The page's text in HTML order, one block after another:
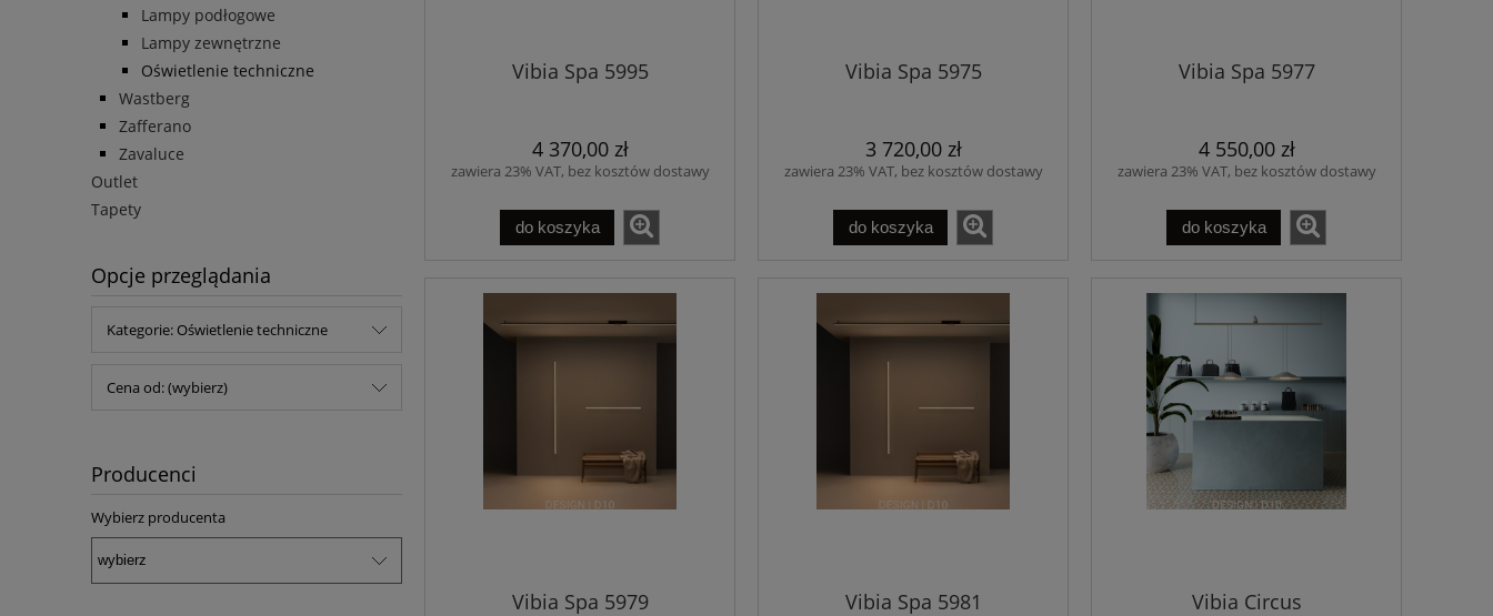
Lampy podłogowe
Lampy zewnętrzne
Oświetlenie techniczne
Wastberg
Zafferano
Zavaluce
Outlet
Tapety
Opcje przeglądania
Kategorie: Oświetlenie techniczne
Cena od: (wybierz)
Producenci
Wybierz producenta
Vibia Spa 5995
4 370,00 zł
zawiera 23% VAT, bez kosztów dostawy
do koszyka
Vibia Spa 5975
3 720,00 zł
zawiera 23% VAT, bez kosztów dostawy
do koszyka
Vibia Spa 5977
4 550,00 zł
zawiera 23% VAT, bez kosztów dostawy
do koszyka
Vibia Spa 5979 Vibia Spa 5981 Vibia Circus